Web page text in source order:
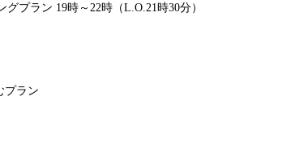
プラン 19時～22時（L.O.21時30分）
プラン